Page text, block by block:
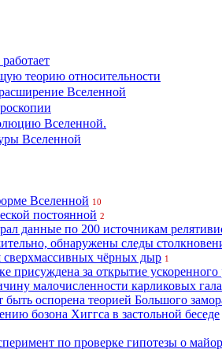
теорию относительности
Вселенной
Вселенной.
Вселенной
Вселенной 10
постоянной 2
данные по 200 источникам
обнаружены следы
чёрных дыр 1
присуждена за открытие
малочисленности карликовых
оспорена теорией Большого
бозона Хиггса в застольной беседе
по проверке гипотезы о